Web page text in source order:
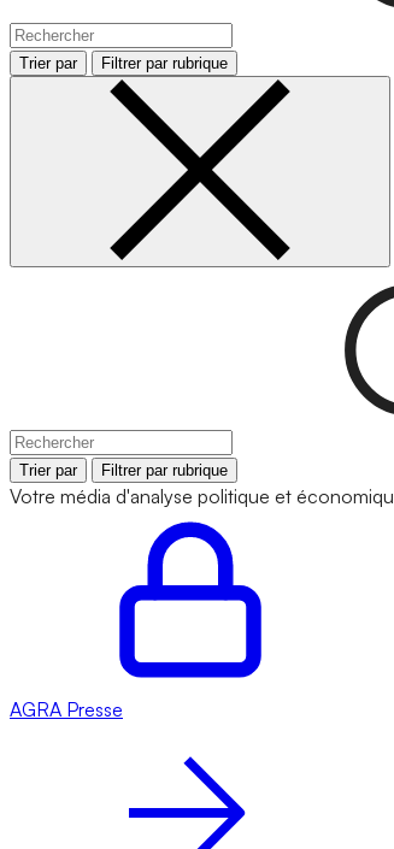
Trier par Filtrer par rubrique
Trier par Filtrer par rubrique
Votre média d'analyse politique et
AGRA Presse